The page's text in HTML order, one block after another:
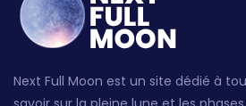
Next Full Moon est un site dédié à